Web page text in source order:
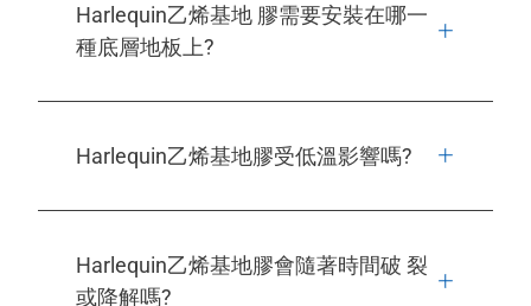
Harlequin乙烯基地 膠需要安裝在哪一
種底層地板上?
Harlequin乙烯基地膠受低溫影響嗎?
Harlequin乙烯基地膠會隨著時間破 裂
或降解嗎?